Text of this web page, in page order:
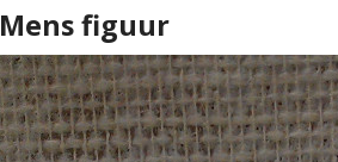
Mens figuur